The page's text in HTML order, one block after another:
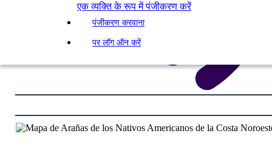
एक व्यक्ति के रूप में पंजीकरण करें
पंजीकरण करवाना
पर लॉग ऑन करें